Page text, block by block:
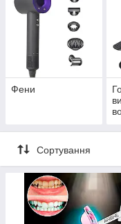
Фени
Сортування